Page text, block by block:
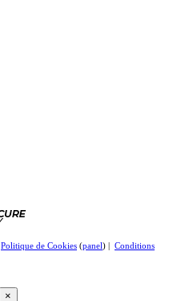
Politique de Cookies (panel) | Conditions
×